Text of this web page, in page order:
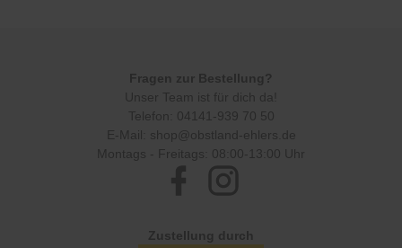
Fragen zur Bestellung?
Unser Team ist für dich da!
Telefon: 04141-939 70 50
E-Mail: shop@obstland-ehlers.de
Montags - Freitags: 08:00-13:00 Uhr
Facebook
Zustellung durch